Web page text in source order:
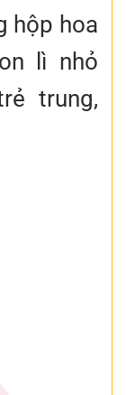
hộp hoa
lì nhỏ
trung,